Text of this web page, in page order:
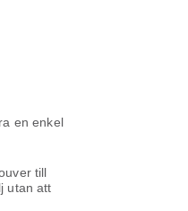
en enkel
till
utan att